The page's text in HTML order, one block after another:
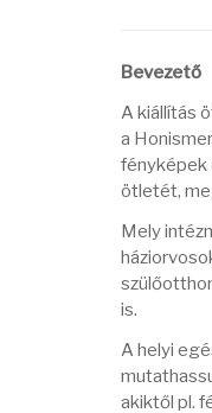
Bevezető
A kiállítás
a
fényképek
ötletét,
Mely
is.
A helyi
akiktől pl.